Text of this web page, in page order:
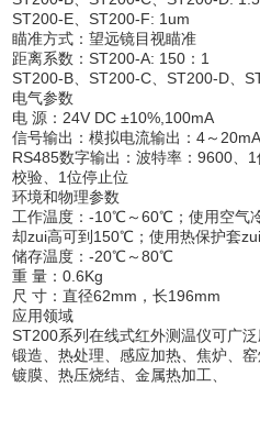
ST200-E、ST200-F: 1um
瞄准方式：望远镜目视瞄准
距离系数：ST200-A: 150：1
ST200-B、ST200-C、ST200-D、
电气参数
电 源：24V DC ±10%,100mA
信号输出：模拟电流输出：4～20mA
RS485数字输出：波特率：9600、
校验、1位停止位
环境和物理参数
工作温度：-10℃～60℃；使用空气
却zui高可到150℃；使用热保护套
储存温度：-20℃～80℃
重 量：0.6Kg
尺 寸：直径62mm，长196mm
应用领域
ST200系列在线式红外测温仪可广
锻造、热处理、感应加热、焦炉、
镀膜、热压烧结、金属热加工、